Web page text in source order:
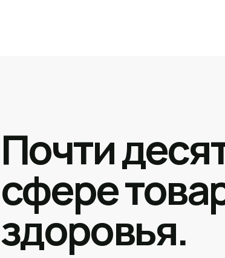
Почти
сфере
здоровья.